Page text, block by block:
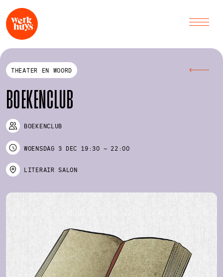
THEATER EN WOORD
BOEKENCLUB
BOEKENCLUB
WOENSDAG 3 DEC 19:30 – 22:00
LITERAIR SALON